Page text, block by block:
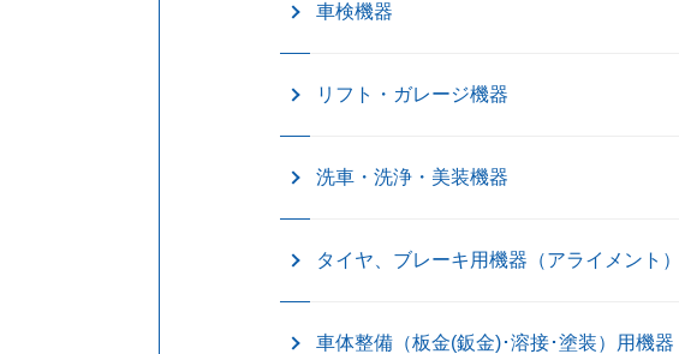
車検機器
リフト・ガレージ機器
洗車・洗浄・美装機器
タイヤ、ブレーキ用機器（アライメント）
車体整備（板金(鈑金)･溶接･塗装）用機器